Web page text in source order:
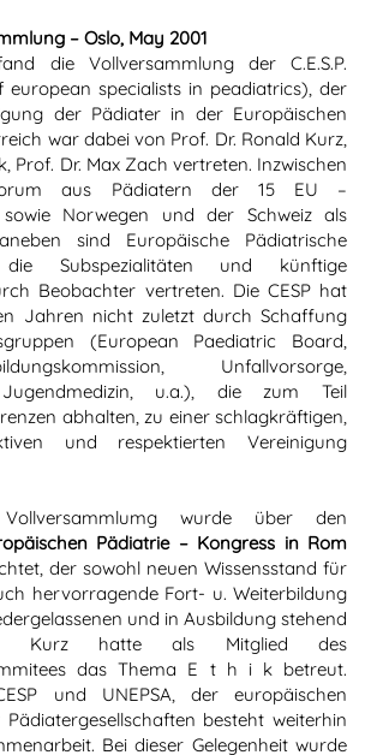
– Oslo, May 2001
die Vollversammlung der C.E.S.P.
european specialists in peadiatrics), der
der Pädiater in der Europäischen
war dabei von Prof. Dr. Ronald Kurz,
Prof. Dr. Max Zach vertreten. Inzwischen
aus Pädiatern der 15 EU –
sowie Norwegen und der Schweiz als
sind Europäische Pädiatrische
die Subspezialitäten und künftige
Beobachter vertreten. Die CESP hat
Jahren nicht zuletzt durch Schaffung
(European Paediatric Board,
Unfallvorsorge,
Jugendmedizin, u.a.), die zum Teil
abhalten, zu einer schlagkräftigen,
und respektierten Vereinigung
wurde über den
Pädiatrie – Kongress in Rom
der sowohl neuen Wissensstand für
hervorragende Fort- u. Weiterbildung
und in Ausbildung stehend
Kurz hatte als Mitglied des
das Thema E t h i k betreut.
und UNEPSA, der europäischen
besteht weiterhin
Bei dieser Gelegenheit wurde